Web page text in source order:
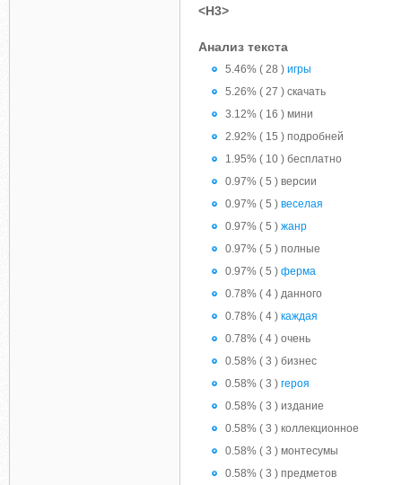
<H3>
Анализ текста
5.46% ( 28 ) игры
5.26% ( 27 ) скачать
3.12% ( 16 ) мини
2.92% ( 15 ) подробней
1.95% ( 10 ) бесплатно
0.97% ( 5 ) версии
0.97% ( 5 ) веселая
0.97% ( 5 ) жанр
0.97% ( 5 ) полные
0.97% ( 5 ) ферма
0.78% ( 4 ) данного
0.78% ( 4 ) каждая
0.78% ( 4 ) очень
0.58% ( 3 ) бизнес
0.58% ( 3 ) героя
0.58% ( 3 ) издание
0.58% ( 3 ) коллекционное
0.58% ( 3 ) монтесумы
0.58% ( 3 ) предметов